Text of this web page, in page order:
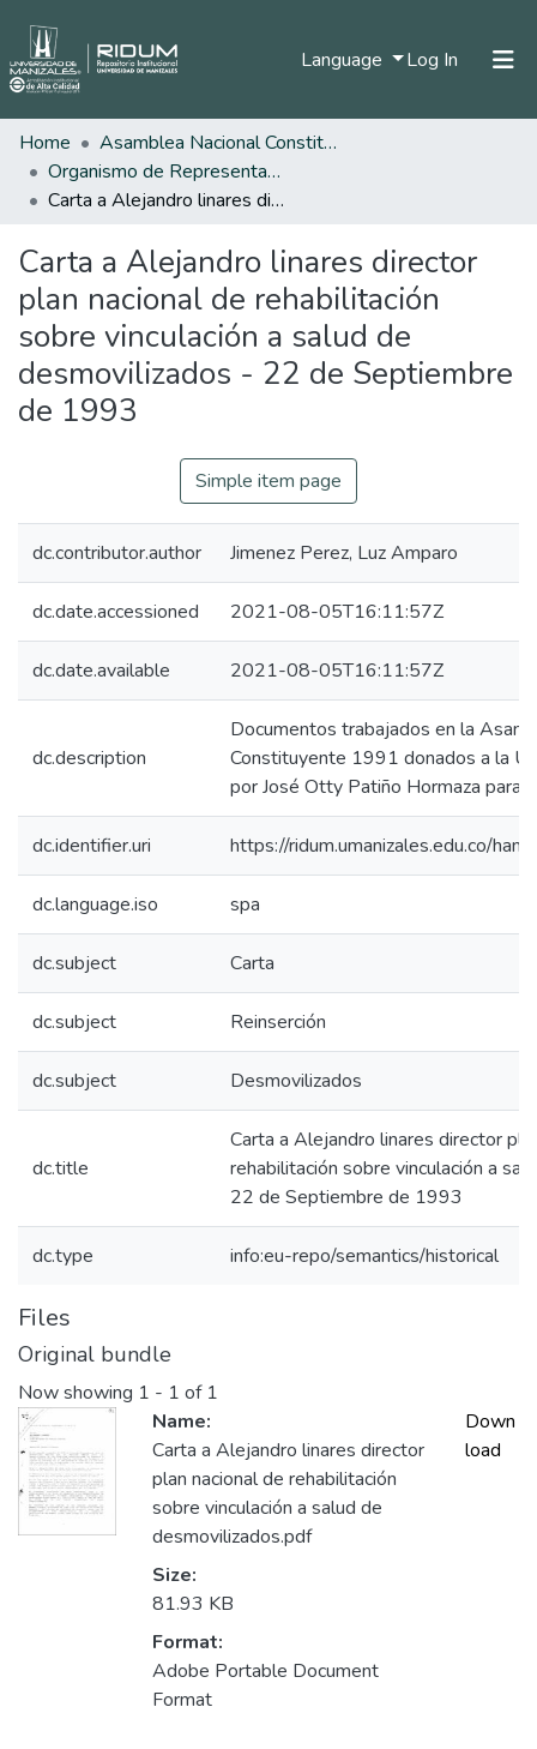
Language Log In (current)
Home
Asamblea Nacional Constituyente
Organismo de Representantes Constituyente
Carta a Alejandro linares director plan nacional de rehabilitación sobre vinculación a salud de desmovilizados - 22 de Septiembre de 1993
Carta a Alejandro linares director
plan nacional de rehabilitación
sobre vinculación a salud de
desmovilizados - 22 de Septiembre
de 1993
Simple item page
dc.contributor.author Jimenez Perez, Luz Amparo
dc.date.accessioned 2021-08-05T16:11:57Z
dc.date.available 2021-08-05T16:11:57Z
dc.description
Documentos trabajados en la
Constituyente 1991 donados a la
por José Otty Patiño Hormaza para
dc.identifier.uri https://ridum.umanizales.edu.co/
dc.language.iso spa
dc.subject Carta
dc.subject Reinserción
dc.subject Desmovilizados
dc.title
Carta a Alejandro linares director
rehabilitación sobre vinculación a
22 de Septiembre de 1993
dc.type info:eu-repo/semantics/historical
Files
Original bundle
Now showing 1 - 1 of 1
Name:
Carta a Alejandro linares director
plan nacional de rehabilitación
sobre vinculación a salud de
desmovilizados.pdf
Size:
81.93 KB
Format:
Adobe Portable Document
Format
Down
load